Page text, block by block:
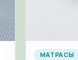
МАТРАСЫ